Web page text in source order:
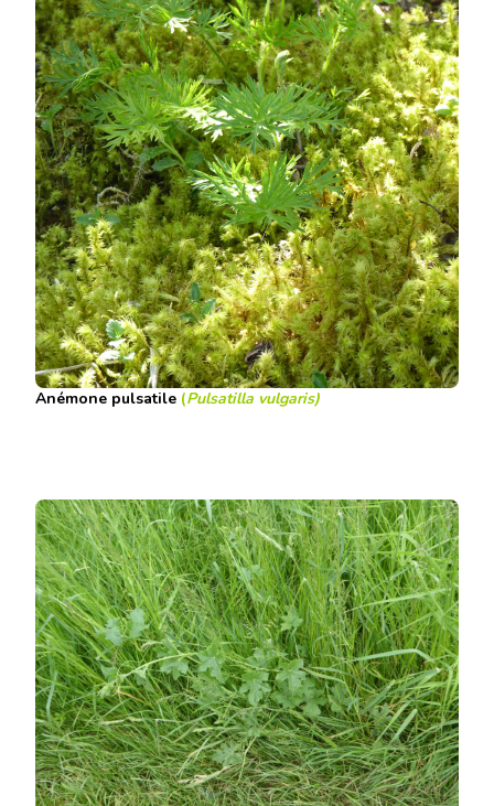
Anémone pulsatile (Pulsatilla vulgaris)